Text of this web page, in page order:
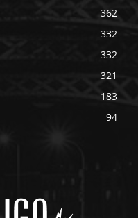
362
332
332
321
183
94